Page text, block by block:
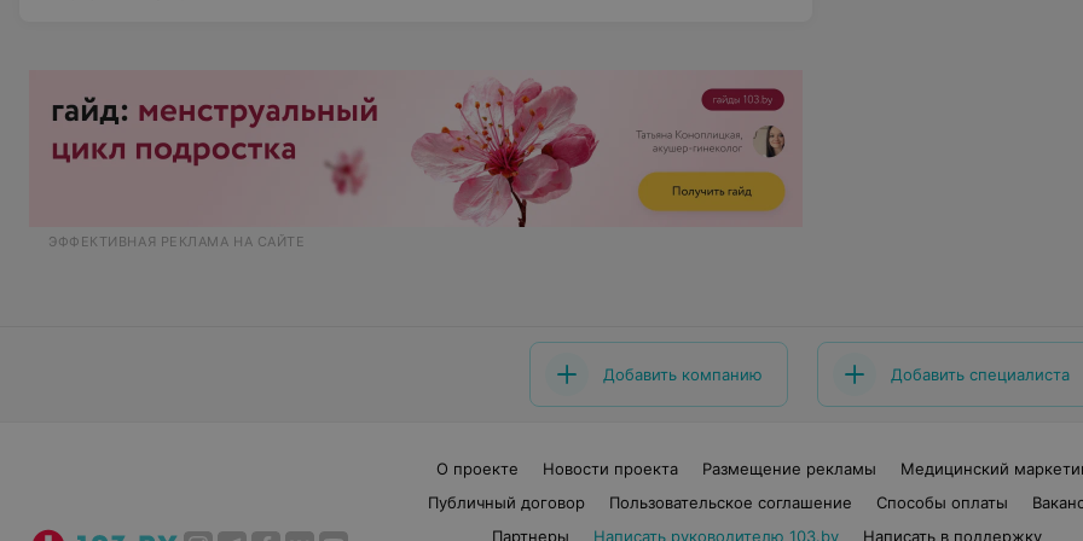
ЭФФЕКТИВНАЯ РЕКЛАМА НА САЙТЕ
Добавить компанию Добавить специалиста
О проекте Новости проекта Размещение рекламы
Медицинский
Публичный договор
Пользовательское соглашение Способы оплаты
Партнеры
Написать руководителю 103.by Написать в поддержку